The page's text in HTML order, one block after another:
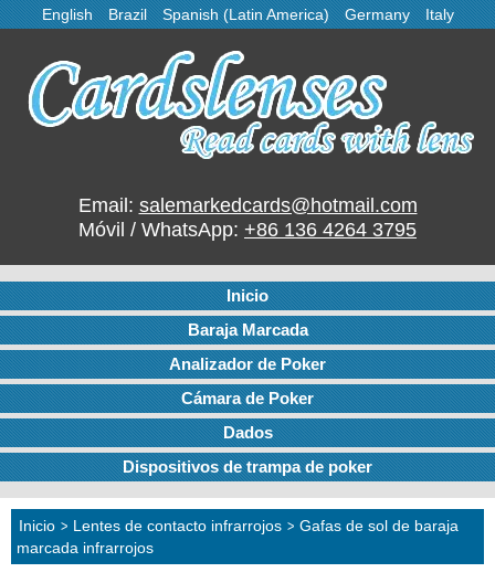
English Brazil Spanish (Latin America) Germany Italy
Email: salemarkedcards@hotmail.com
Móvil / WhatsApp: +86 136 4264 3795
Inicio
Baraja Marcada
Analizador de Poker
Cámara de Poker
Dados
Dispositivos de trampa de poker
Inicio > Lentes de contacto infrarrojos > Gafas de sol de baraja
marcada infrarrojos